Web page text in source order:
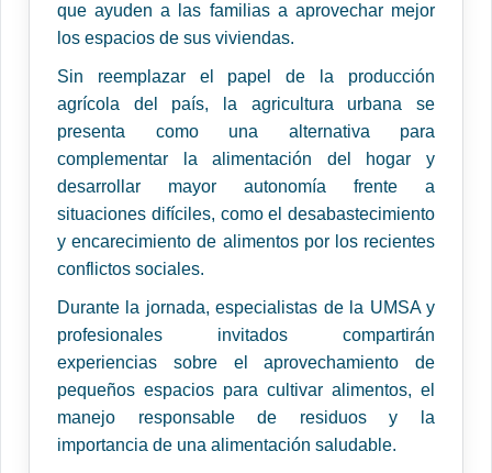
que ayuden a las familias a aprovechar mejor
los espacios de sus viviendas.
Sin reemplazar el papel de la producción
agrícola del país, la agricultura urbana se
presenta como una alternativa para
complementar la alimentación del hogar y
desarrollar mayor autonomía frente a
situaciones difíciles, como el desabastecimiento
y encarecimiento de alimentos por los recientes
conflictos sociales.
Durante la jornada, especialistas de la UMSA y
profesionales invitados compartirán
experiencias sobre el aprovechamiento de
pequeños espacios para cultivar alimentos, el
manejo responsable de residuos y la
importancia de una alimentación saludable.